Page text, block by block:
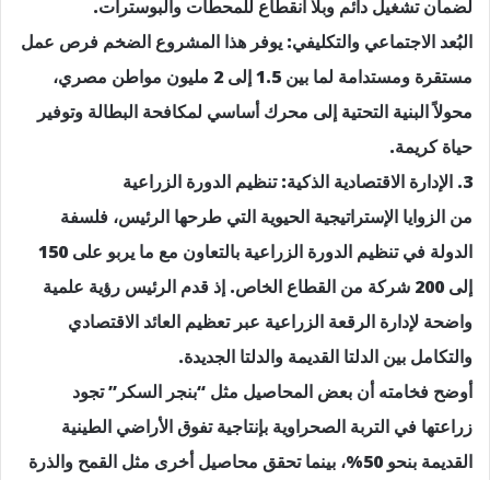
لضمان تشغيل دائم وبلا انقطاع للمحطات والبوسترات.
البُعد الاجتماعي والتكليفي: يوفر هذا المشروع الضخم فرص عمل
مستقرة ومستدامة لما بين 1.5 إلى 2 مليون مواطن مصري،
محولاً البنية التحتية إلى محرك أساسي لمكافحة البطالة وتوفير
حياة كريمة.
3. الإدارة الاقتصادية الذكية: تنظيم الدورة الزراعية
من الزوايا الإستراتيجية الحيوية التي طرحها الرئيس، فلسفة
الدولة في تنظيم الدورة الزراعية بالتعاون مع ما يربو على 150
إلى 200 شركة من القطاع الخاص. إذ قدم الرئيس رؤية علمية
واضحة لإدارة الرقعة الزراعية عبر تعظيم العائد الاقتصادي
والتكامل بين الدلتا القديمة والدلتا الجديدة.
أوضح فخامته أن بعض المحاصيل مثل “بنجر السكر” تجود
زراعتها في التربة الصحراوية بإنتاجية تفوق الأراضي الطينية
القديمة بنحو 50%، بينما تحقق محاصيل أخرى مثل القمح والذرة